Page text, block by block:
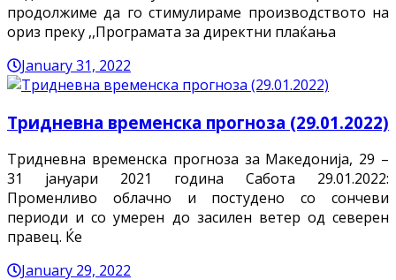
продолжиме да го стимулираме производството на
ориз преку ,,Програмата за директни плаќања
January 31, 2022
Тридневна временска прогноза (29.01.2022)
Тридневна временска прогноза за Македонија, 29 –
31 јануари 2021 година Сабота 29.01.2022:
Променливо облачно и постудено со сончеви
периоди и со умерен до засилен ветер од северен
правец. Ќе
January 29, 2022